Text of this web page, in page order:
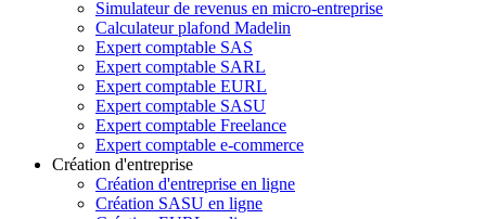
Simulateur de revenus en micro-entreprise
Calculateur plafond Madelin
Expert comptable SAS
Expert comptable SARL
Expert comptable EURL
Expert comptable SASU
Expert comptable Freelance
Expert comptable e-commerce
Création d'entreprise
Création d'entreprise en ligne
Création SASU en ligne